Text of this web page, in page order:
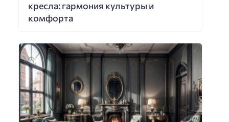
кресла: гармония культуры и
комфорта